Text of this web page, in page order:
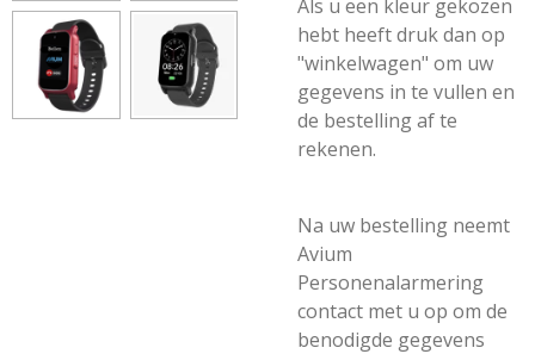
Als u een kleur gekozen
hebt heeft druk dan op
"winkelwagen" om uw
gegevens in te vullen en
de bestelling af te
rekenen.
Na uw bestelling neemt
Avium
Personenalarmering
contact met u op om de
benodigde gegevens